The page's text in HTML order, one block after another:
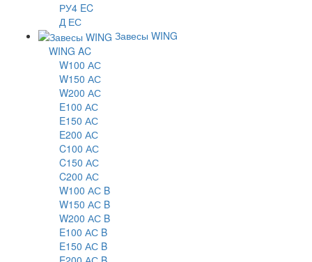
РУ4 EC
Д ЕС
Завесы WING
WING AC
W100 АС
W150 АС
W200 АС
E100 АС
E150 АС
E200 АС
C100 АС
C150 АС
C200 АС
W100 АС B
W150 АС B
W200 АС B
E100 АС B
E150 АС B